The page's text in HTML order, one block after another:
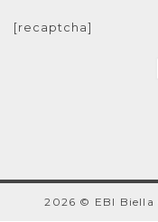
[recaptcha]
2026 © EBI Biella